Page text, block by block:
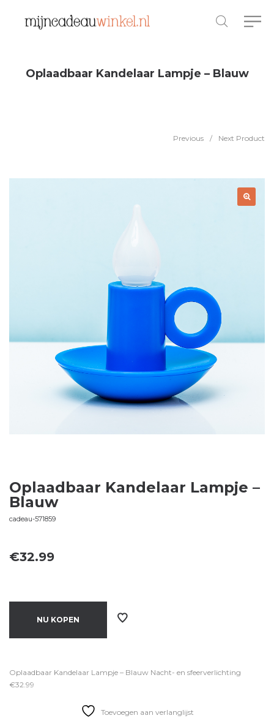
Oplaadbaar Kandelaar Lampje – Blauw
Previous / Next Product
Oplaadbaar Kandelaar Lampje –
Blauw
cadeau-571859
€32.99
NU KOPEN
Oplaadbaar Kandelaar Lampje – Blauw Nacht- en sfeerverlichting
€32.99
Toevoegen aan verlanglijst